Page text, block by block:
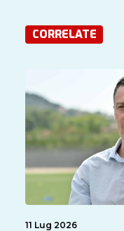
CORRELATE
11 Lug 2026